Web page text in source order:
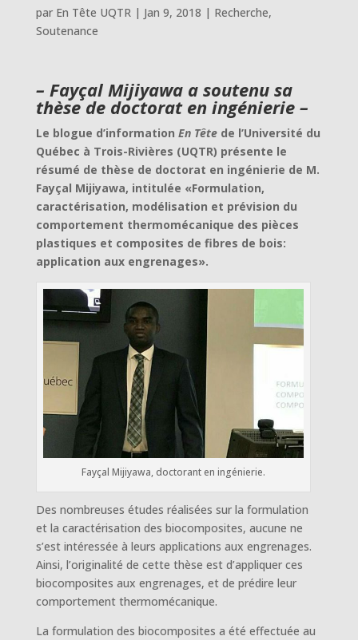
par En Tête UQTR| Jan 9, 2018 | Recherche,
Soutenance
– Fayçal Mijiyawa a soutenu sa
thèse de doctorat en ingénierie –
Le blogue d’information En Têtede l’Université du
Québec à Trois-Rivières (UQTR) présente le
résumé de thèse de doctorat en ingénierie de M.
Fayçal Mijiyawa, intitulée «Formulation,
caractérisation, modélisation et prévision du
comportement thermomécanique des pièces
plastiques et composites de fibres de bois:
application aux engrenages».
Fayçal Mijiyawa, doctorant en ingénierie.
Des nombreuses études réalisées sur la formulation
et la caractérisation des biocomposites, aucune ne
s’est intéressée à leurs applications aux engrenages.
Ainsi, l’originalité de cette thèse est d’appliquer ces
biocomposites aux engrenages, et de prédire leur
comportement thermomécanique.
La formulation des biocomposites a été effectuée au